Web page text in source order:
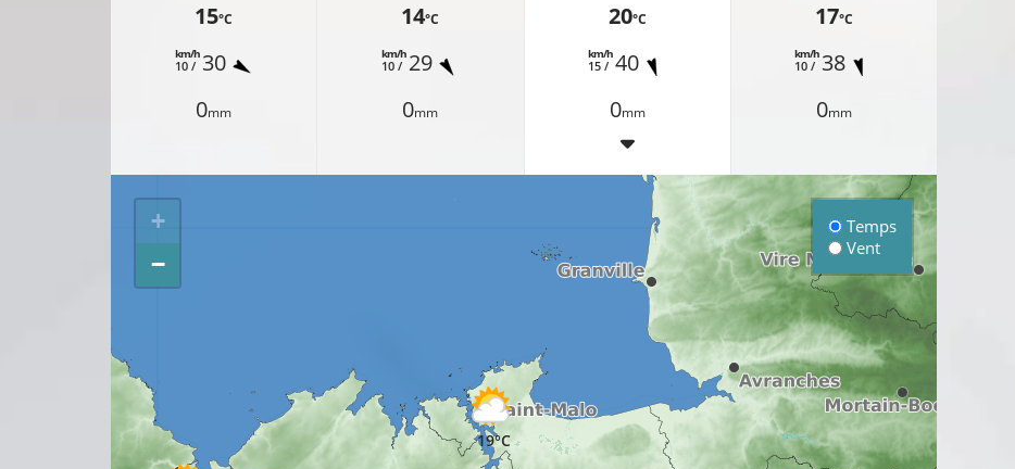
15°C
10 /
km/h 30
0mm
14°C
10 /
km/h 29
0mm
20°C
15 /
km/h40
0mm
17°C
10 /
km/h 38
0mm
19°C
+
−
Temps
Vent